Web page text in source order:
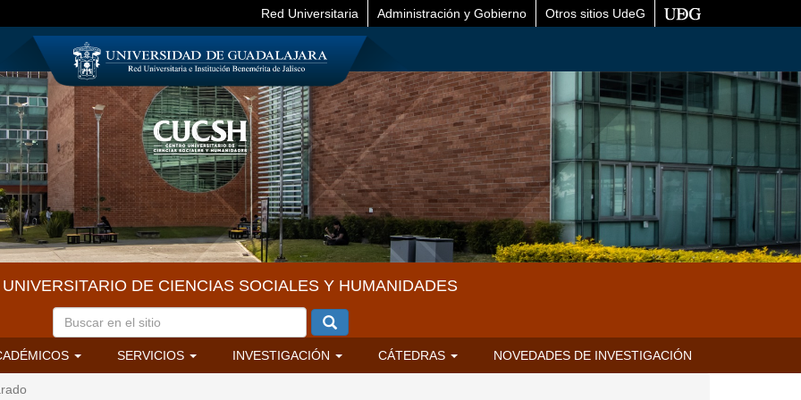
Red Universitaria Administración y Gobierno Otros sitios UdeG
DE CIENCIAS SOCIALES Y HUMANIDADES
SERVICIOS INVESTIGACIÓN CÁTEDRAS NOVEDADES DE INVESTIGACIÓN